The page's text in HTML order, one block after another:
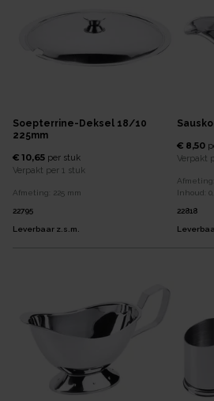
Soepterrine-Deksel 18/10
225mm
€ 10,65 per stuk
Verpakt per 1 stuk
Afmeting: 225 mm
22795
Leverbaar z.s.m.
€ 8,50
Verpakt
Afmeting:
Inhoud:
22818